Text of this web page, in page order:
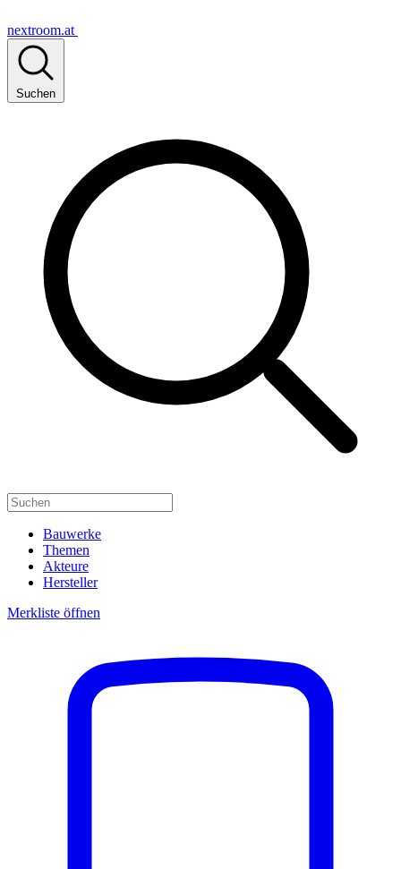
nextroom.at
Suchen
Bauwerke
Themen
Akteure
Hersteller
Merkliste öffnen